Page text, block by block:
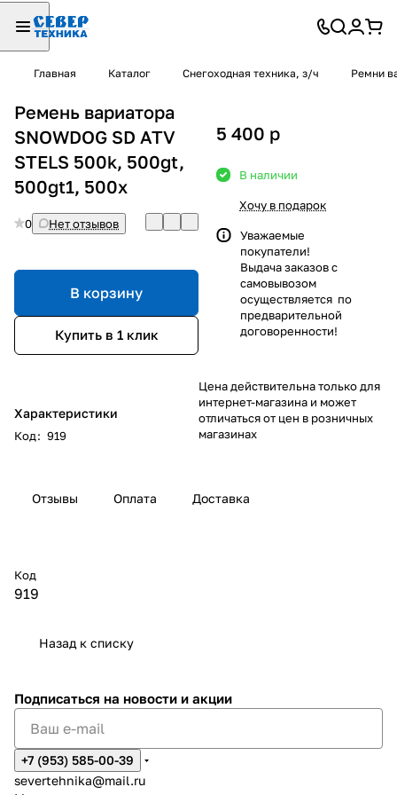
Главная Каталог Снегоходная техника, з/ч Ремни
Ремень вариатора
SNOWDOG SD ATV
STELS 500k, 500gt,
500gt1, 500x
0 Нет отзывов
В корзину
Купить в 1 клик
Характеристики
Код: 919
5 400 p
В наличии
Хочу в подарок
Уважаемые
покупатели!
Выдача заказов с
самовывозом
осуществляется по
предварительной
договоренности!
Цена действительна только для
интернет-магазина и может
отличаться от цен в розничных
магазинах
Отзывы Оплата Доставка
Код
919
Назад к списку
Подписаться на новости и акции
+7 (953) 585-00-39
severtehnika@mail.ru